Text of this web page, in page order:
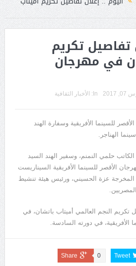
تفاصيل تكريم
في مهرجان
2017
In: الأخبار الثقافية
للسينما الأفريقية وسفارة الهند
الهناجر.
حلمي النمنم، وسفير الهند السيد
الأقصر للسينما الأفريقية السيناريست
المخرجة عزة الحسيني، ورئيس هيئة تنشيط
تكريم النجم العالمي أميتاب باتشان، في
الأفريقية، في دورته السادسة.
Tweet
Share 0